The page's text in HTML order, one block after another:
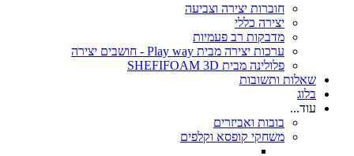
חוברות יצירה וצביעה
יצירה כללי
מדבקות רב פעמיות
ערכות יצירה מבית Play way - חושבים יצירה
פלולינה מבית SHEFIFOAM 3D
שאלות ותשובות
בלוג
עוד...
בובות ואביזרים
משחקי קופסא וקלפים